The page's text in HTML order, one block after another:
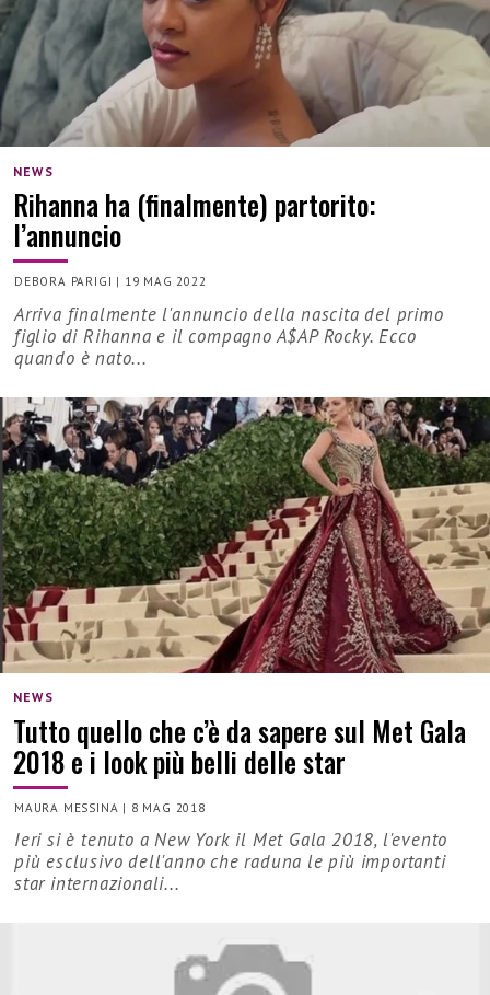
NEWS
Rihanna ha (finalmente) partorito:
l’annuncio
DEBORA PARIGI | 19 MAG 2022
Arriva finalmente l'annuncio della nascita del primo
figlio di Rihanna e il compagno A$AP Rocky. Ecco
quando è nato...
NEWS
Tutto quello che c’è da sapere sul Met Gala
2018 e i look più belli delle star
MAURA MESSINA | 8 MAG 2018
Ieri si è tenuto a New York il Met Gala 2018, l'evento
più esclusivo dell'anno che raduna le più importanti
star internazionali...